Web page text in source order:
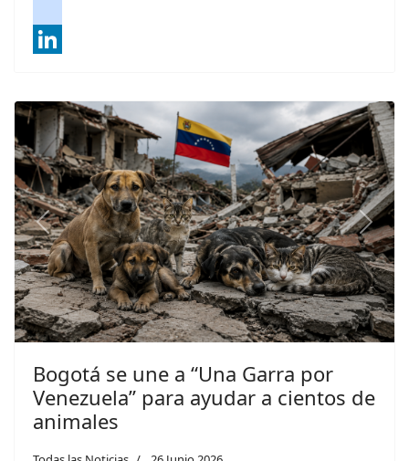
instagram
Previous Next
Bogotá se une a “Una Garra por
Venezuela” para ayudar a cientos de
animales